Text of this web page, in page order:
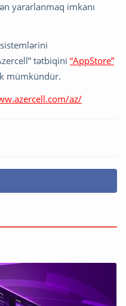
yararlanmaq imkanı
sistemlərini
tətbiqini “AppStore”
mümkündür.
az/